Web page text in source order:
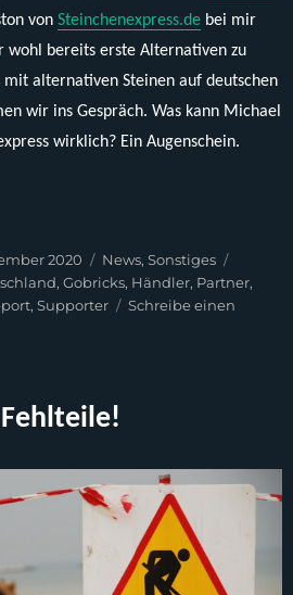
vonSteinchenexpress.de bei mir
wohl bereits erste Alternativen zu
mit alternativen Steinen auf deutschen
wir ins Gespräch. Was kann Michael
wirklich? Ein Augenschein.
2020 Kategorien
News,Sonstiges
,Gobricks, Händler, Partner,
,Supporter
Schreibe einen